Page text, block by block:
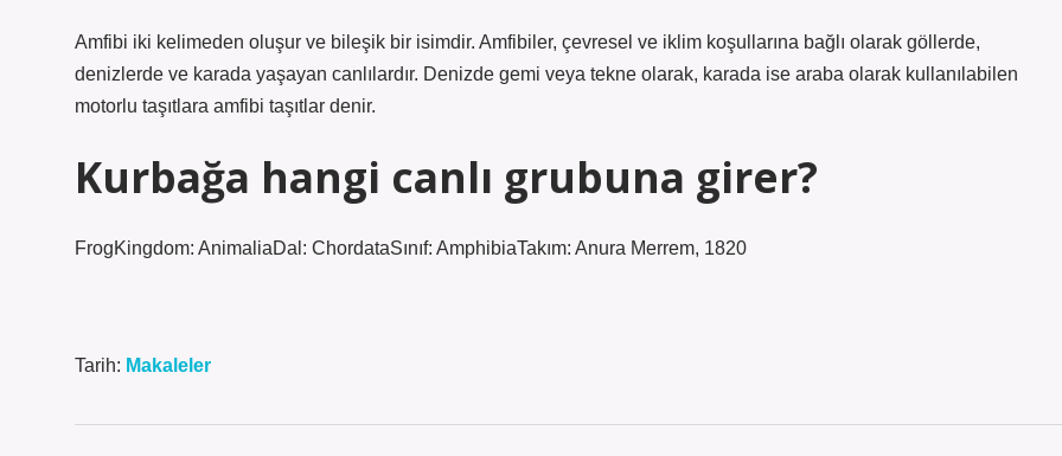
Amfibi iki kelimeden oluşur ve bileşik bir isimdir. Amfibiler, çevresel ve iklim koşullarına bağlı olarak göllerde,
denizlerde ve karada yaşayan canlılardır. Denizde gemi veya tekne olarak, karada ise araba olarak kullanılabilen
motorlu taşıtlara amfibi taşıtlar denir.
Kurbağa hangi canlı grubuna girer?
FrogKingdom: AnimaliaDal: ChordataSınıf: AmphibiaTakım: Anura Merrem, 1820
Tarih: Makaleler